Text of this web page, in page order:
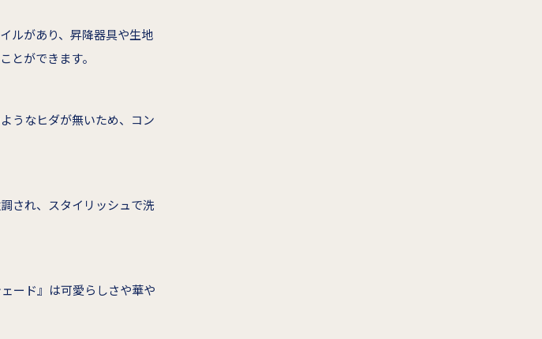
ルがあり、昇降器具や生地
とができます。
うなヒダが無いため、コン
され、スタイリッシュで洗
ード』は可愛らしさや華や